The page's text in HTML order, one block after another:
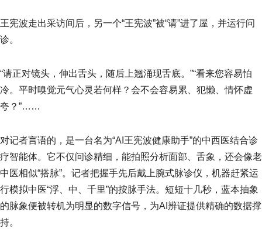
王宪波走出采访间后，另一个“王宪波”被“请”进了屋，并运行问
诊。
“请正对镜头，伸出舌头，随后上翘涌现舌底。”“看来您容易怕
冷。平时嗅觉元气心灵若何样？会不会容易累、犯懒、情怀虚
夸？”……
对记者言语的，是一台名为“AI王宪波健康助手”的中西医结合诊
疗智能体。它不仅问诊精细，能拍照分析面部、舌象，还会像老
中医相似“搭脉”。记者把握手先后戴上腕式脉诊仪，机器赶紧运
行模拟中医“浮、中、千里”的按脉手法。短短十几秒，蓝本抽象
的脉象便被转机为明显的数字信号，为AI辨证提供精确的数据撑
持。